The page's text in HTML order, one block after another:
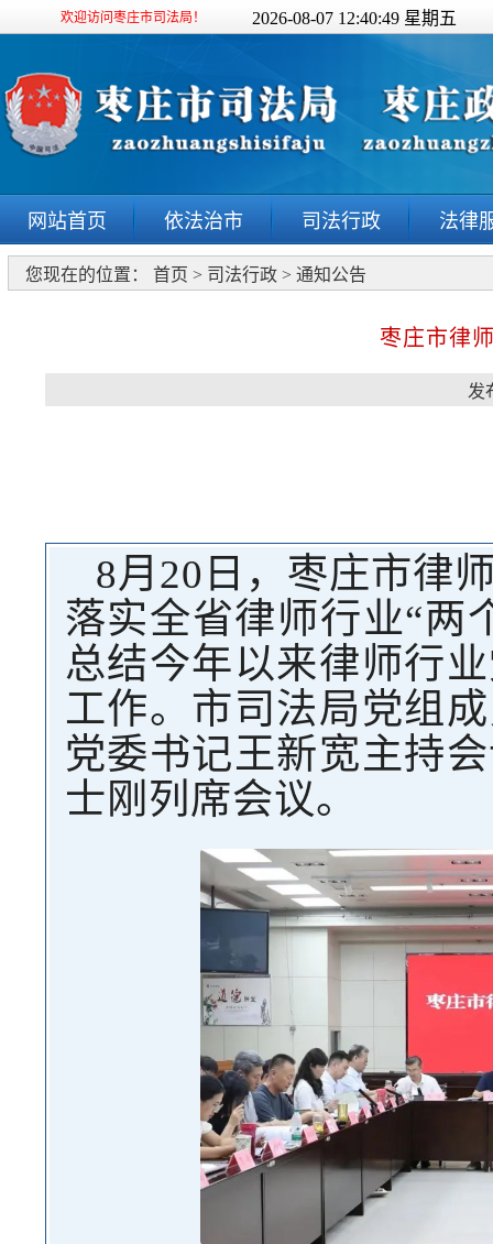
欢迎访问枣庄市司法局！ 2026-08-07 12:40:50 星期五
网站首页 依法治市 司法行政 法律
您现在的位置： 首页 > 司法行政 > 通知公告
枣庄市律
发
8月20日，枣庄市律
落实全省律师行业“两
总结今年以来律师行
工作。市司法局党组
党委书记王新宽主持
士刚列席会议。